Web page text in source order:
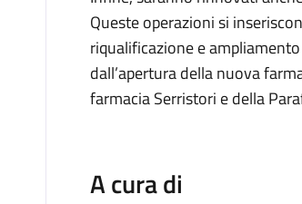
Queste operazioni si
riqualificazione e
dall’apertura della nuova
farmacia Serristori e della
A cura di